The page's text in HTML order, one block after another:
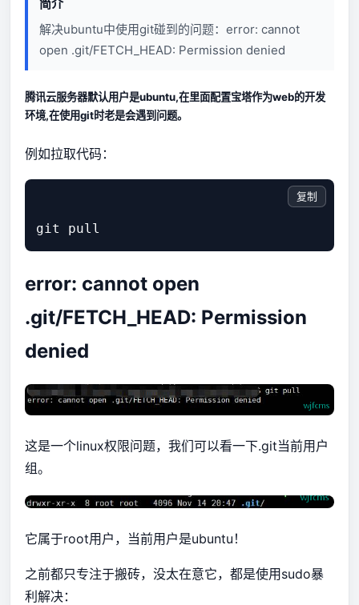
简介
解决ubuntu中使用git碰到的问题：error: cannot
open .git/FETCH_HEAD: Permission denied
腾讯云服务器默认用户是ubuntu,在里面配置宝塔作为web的开发
环境,在使用git时老是会遇到问题。
例如拉取代码：
复制
error: cannot open
.git/FETCH_HEAD: Permission
denied
这是一个linux权限问题，我们可以看一下.git当前用户
组。
它属于root用户，当前用户是ubuntu！
之前都只专注于搬砖，没太在意它，都是使用sudo暴
利解决：